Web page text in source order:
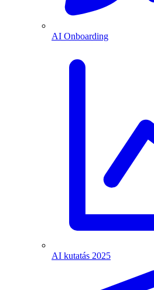
AI Onboarding
AI kutatás 2025